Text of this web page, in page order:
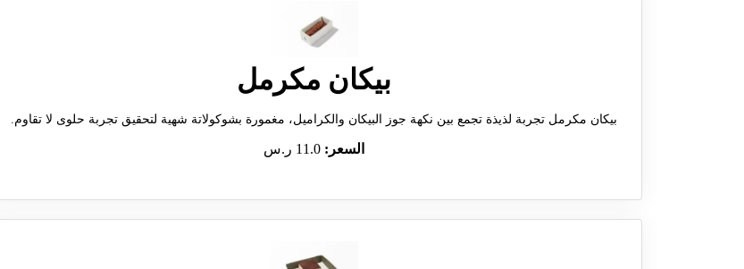
بيكان مكرمل
بيكان مكرمل تجربة لذيذة تجمع بين نكهة جوز البيكان والكراميل، مغمورة بشوكولاتة شهية لتحقيق تجربة حلوى لا تقاوم.
السعر:11.0 ر.س